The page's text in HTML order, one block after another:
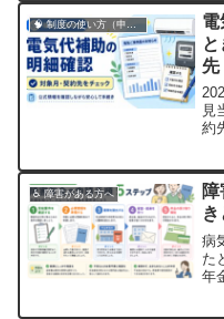
🧠 制度の使い方（申請・相談など）
電
先
見
約
♿ 障害がある方へ
病
た
年